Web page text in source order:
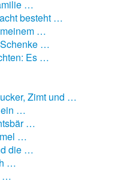
…
besteht …
…
…
Es …
Zimt und …
ein …
…
…
die …
…
…